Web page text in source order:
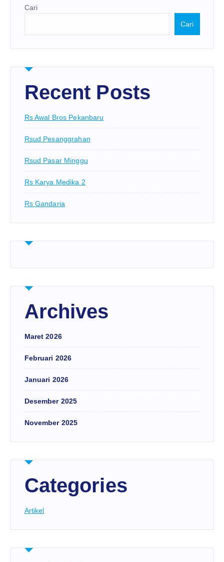
Cari
Cari
Recent Posts
Rs Awal Bros Pekanbaru
Rsud Pesanggrahan
Rsud Pasar Minggu
Rs Karya Medika 2
Rs Gandaria
Archives
Maret 2026
Februari 2026
Januari 2026
Desember 2025
November 2025
Categories
Artikel